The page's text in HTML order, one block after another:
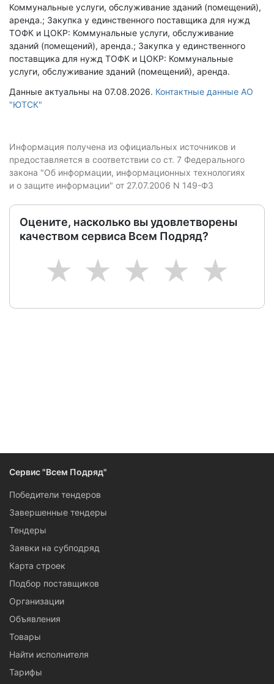
Коммунальные услуги, обслуживание зданий (помещений),
аренда.; Закупка у единственного поставщика для нужд
ТОФК и ЦОКР: Коммунальные услуги, обслуживание
зданий (помещений), аренда.; Закупка у единственного
поставщика для нужд ТОФК и ЦОКР: Коммунальные
услуги, обслуживание зданий (помещений), аренда.
Данные актуальны на 07.08.2026. Контактные данные АО
"ЮТСК"
Информация получена из официальных источников и
предоставляется в соответствии со ст. 7 Федерального
закона "Об информации, информационных технологиях
и о защите информации" от 27.07.2006 N 149-ФЗ
Оцените, насколько вы удовлетворены
качеством сервиса Всем Подряд?
5
4
3
2
1
Сервис "Всем Подряд"
Победители тендеров
Завершенные тендеры
Тендеры
Заявки на субподряд
Карта строек
Подбор поставщиков
Организации
Объявления
Товары
Найти исполнителя
Тарифы